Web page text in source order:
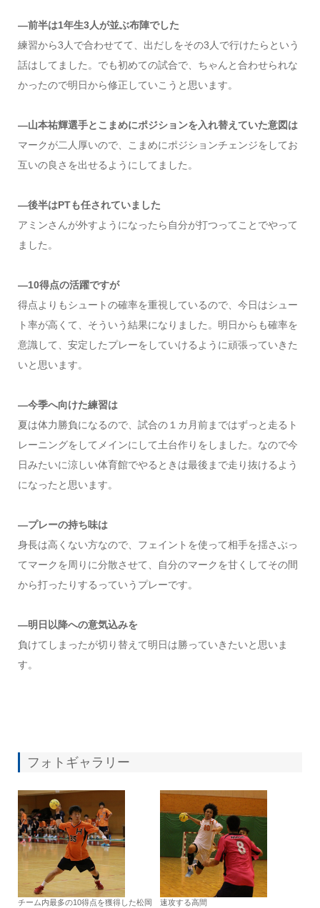
―前半は1年生3人が並ぶ布陣でした
練習から3人で合わせてて、出だしをその3人で行けたらという
話はしてました。でも初めての試合で、ちゃんと合わせられな
かったので明日から修正していこうと思います。
―山本祐輝選手とこまめにポジションを入れ替えていた意図は
マークが二人厚いので、こまめにポジションチェンジをしてお
互いの良さを出せるようにしてました。
―後半はPTも任されていました
アミンさんが外すようになったら自分が打つってことでやって
ました。
―10得点の活躍ですが
得点よりもシュートの確率を重視しているので、今日はシュー
ト率が高くて、そういう結果になりました。明日からも確率を
意識して、安定したプレーをしていけるように頑張っていきた
いと思います。
―今季へ向けた練習は
夏は体力勝負になるので、試合の１カ月前まではずっと走るト
レーニングをしてメインにして土台作りをしました。なので今
日みたいに涼しい体育館でやるときは最後まで走り抜けるよう
になったと思います。
―プレーの持ち味は
身長は高くない方なので、フェイントを使って相手を揺さぶっ
てマークを周りに分散させて、自分のマークを甘くしてその間
から打ったりするっていうプレーです。
―明日以降への意気込みを
負けてしまったが切り替えて明日は勝っていきたいと思いま
す。
フォトギャラリー
チーム内最多の10得点を獲得した松岡 速攻する高間